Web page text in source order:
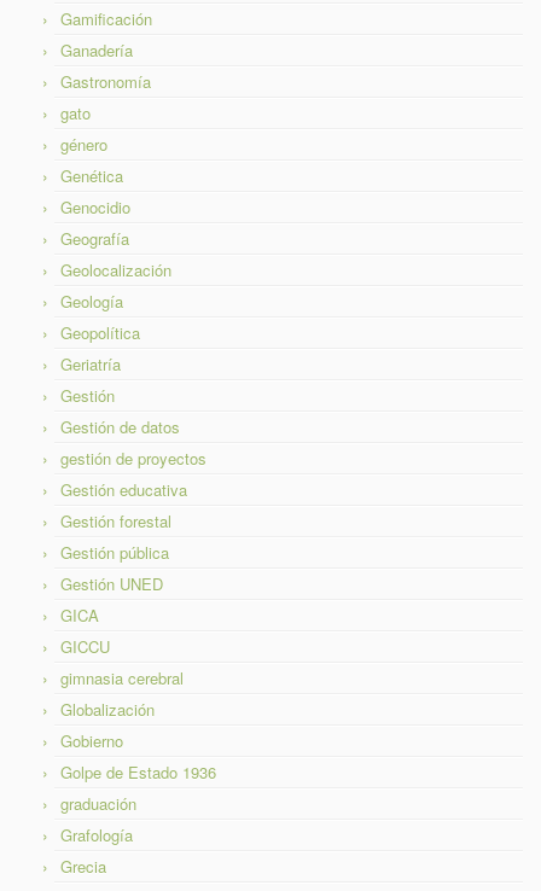
Gamificación
Ganadería
Gastronomía
gato
género
Genética
Genocidio
Geografía
Geolocalización
Geología
Geopolítica
Geriatría
Gestión
Gestión de datos
gestión de proyectos
Gestión educativa
Gestión forestal
Gestión pública
Gestión UNED
GICA
GICCU
gimnasia cerebral
Globalización
Gobierno
Golpe de Estado 1936
graduación
Grafología
Grecia